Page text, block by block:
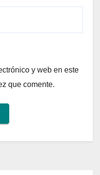
y web en este
que comente.